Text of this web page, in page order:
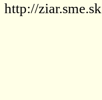
http://ziar.sme.sk